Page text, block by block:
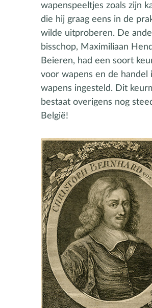
wapenspeeltjes zoals zijn
die hij graag eens in de
wilde uitproberen. De
bisschop, Maximiliaan
Beieren, had een soort
voor wapens en de handel
wapens ingesteld. Dit
bestaat overigens nog
België!